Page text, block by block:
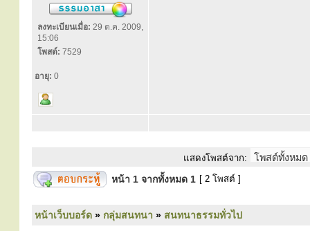
ลงทะเบียนเมื่อ: 29 ต.ค. 2009,
15:06
โพสต์: 7529
อายุ: 0
แสดงโพสต์จาก:
หน้า 1 จากทั้งหมด 1 [ 2 โพสต์ ]
หน้าเว็บบอร์ด » กลุ่มสนทนา » สนทนาธรรมทั่วไป